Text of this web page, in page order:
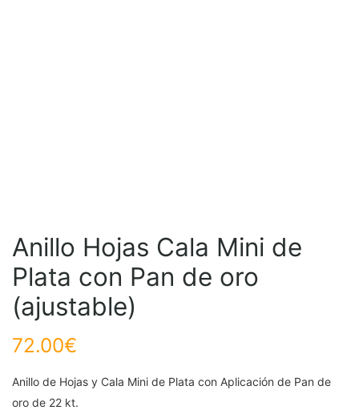
Anillo Hojas Cala Mini de
Plata con Pan de oro
(ajustable)
72.00€
Anillo de Hojas y Cala Mini de Plata con Aplicación de Pan de
oro de 22 kt.